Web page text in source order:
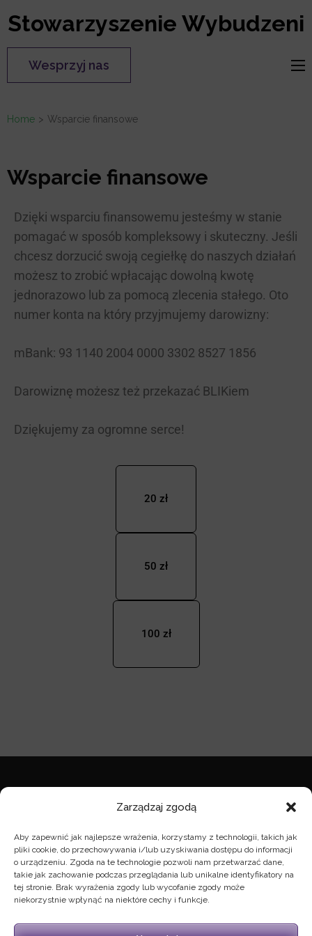
Zarządzaj zgodą
Aby zapewnić jak najlepsze wrażenia, korzystamy z technologii, takich jak
pliki cookie, do przechowywania i/lub uzyskiwania dostępu do informacji
o urządzeniu. Zgoda na te technologie pozwoli nam przetwarzać dane,
takie jak zachowanie podczas przeglądania lub unikalne identyfikatory na
tej stronie. Brak wyrażenia zgody lub wycofanie zgody może
niekorzystnie wpłynąć na niektóre cechy i funkcje.
Stowarzyszenie Wybudzeni
Wesprzyj nas
Home > Wsparcie finansowe
Wsparcie finansowe
Dzięki wsparciu finansowemu jesteśmy w stanie
pomagać w sposób kompleksowy i skuteczny. Jeśli
chcesz dorzucić swoją cegiełkę do naszych działań
możesz to zrobić wpłacając dowolną kwotę
jednorazowo lub za pomocą zlecenia stałego. Oto
numer konta na który przyjmujemy darowizny:
mBank: 93 1140 2004 0000 3302 8527 1856
Darowiznę możesz też przekazać BLIKiem
Dziękujemy za ogromne serce!
20 zł
50 zł
100 zł
NOTA PRAWNA
nota prawna
KONTAKT